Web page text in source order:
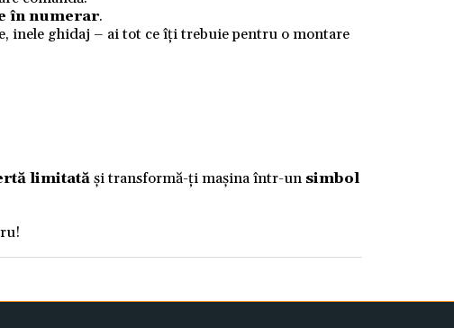
în numerar.
inele ghidaj – ai tot ce îți trebuie pentru o montare
limitatăși transformă-ți mașina într-un simbol